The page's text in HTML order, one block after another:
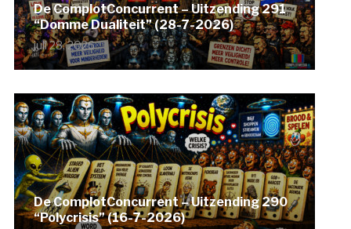
De ComplotConcurrent – Uitzending 291
“Domme Dualiteit” (28-7-2026)
juli 28, 2026
De ComplotConcurrent – Uitzending 290
“Polycrisis” (16-7-2026)